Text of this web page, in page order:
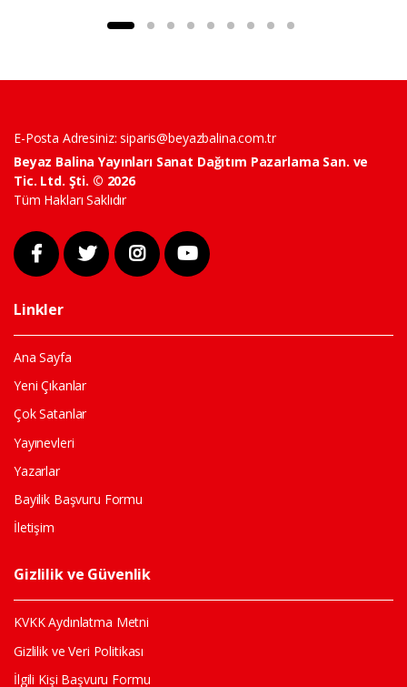
E-Posta Adresiniz:siparis@beyazbalina.com.tr
Beyaz Balina Yayınları Sanat Dağıtım Pazarlama San. ve
Tic. Ltd. Şti. © 2026
Tüm Hakları Saklıdır
Linkler
Ana Sayfa
Yeni Çıkanlar
Çok Satanlar
Yayınevleri
Yazarlar
Bayilik Başvuru Formu
İletişim
Gizlilik ve Güvenlik
KVKK Aydınlatma Metni
Gizlilik ve Veri Politikası
İlgili Kişi Başvuru Formu